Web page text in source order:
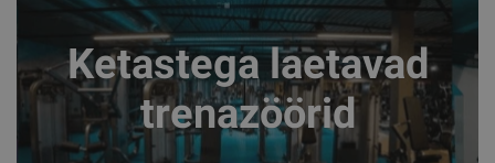
Ketastega laetavad
trenazöörid